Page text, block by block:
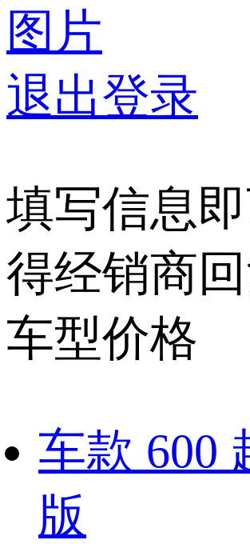
图片
退出登录
填写信息
得经销商
车型价格
车款 600
版